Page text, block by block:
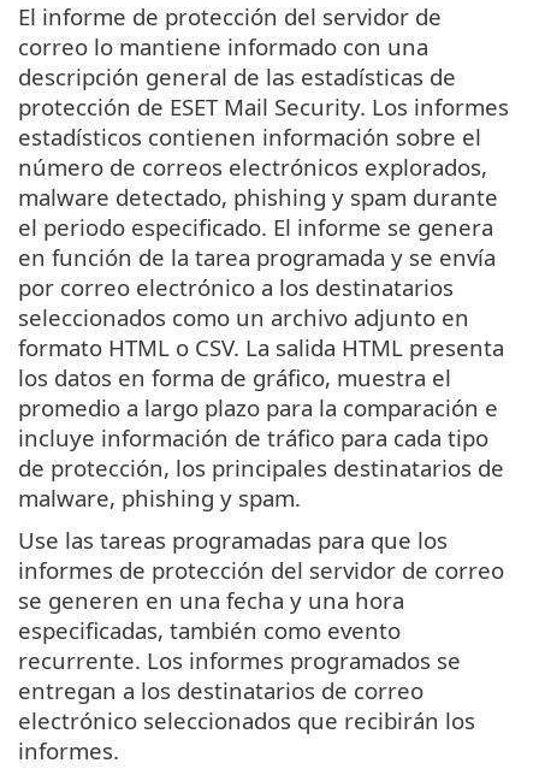
El informe de protección del servidor de
correo lo mantiene informado con una
descripción general de las estadísticas de
protección de ESET Mail Security. Los informes
estadísticos contienen información sobre el
número de correos electrónicos explorados,
malware detectado, phishing y spam durante
el periodo especificado. El informe se genera
en función de la tarea programada y se envía
por correo electrónico a los destinatarios
seleccionados como un archivo adjunto en
formato HTML o CSV. La salida HTML presenta
los datos en forma de gráfico, muestra el
promedio a largo plazo para la comparación e
incluye información de tráfico para cada tipo
de protección, los principales destinatarios de
malware, phishing y spam.
Use las tareas programadas para que los
informes de protección del servidor de correo
se generen en una fecha y una hora
especificadas, también como evento
recurrente. Los informes programados se
entregan a los destinatarios de correo
electrónico seleccionados que recibirán los
informes.